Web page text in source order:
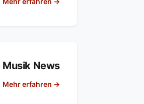
Musik News
Mehr erfahren →